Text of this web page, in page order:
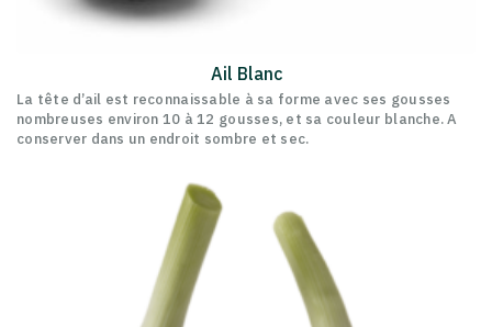
Ail Blanc
La tête d’ail est reconnaissable à sa forme avec ses gousses
nombreuses environ 10 à 12 gousses, et sa couleur blanche. A
conserver dans un endroit sombre et sec.